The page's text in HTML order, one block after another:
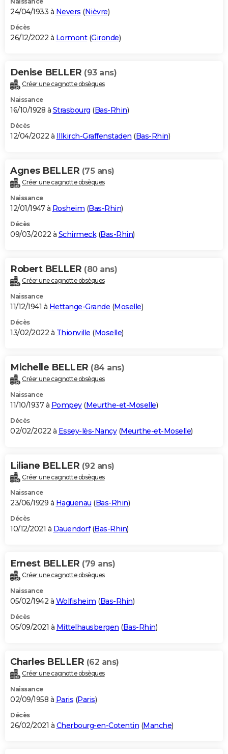
24/04/1933 à Nevers (Nièvre)
Décès
26/12/2022 à Lormont(Gironde)
Denise BELLER (93 ans)
Créer une cagnotte obsèques
Naissance
16/10/1928 à Strasbourg (Bas-Rhin)
Décès
12/04/2022 à Illkirch-Graffenstaden (Bas-Rhin)
Agnes BELLER (75 ans)
Créer une cagnotte obsèques
Naissance
12/01/1947 à Rosheim (Bas-Rhin)
Décès
09/03/2022 à Schirmeck(Bas-Rhin)
Robert BELLER (80 ans)
Créer une cagnotte obsèques
Naissance
11/12/1941 à Hettange-Grande (Moselle)
Décès
13/02/2022 à Thionville (Moselle)
Michelle BELLER (84 ans)
Créer une cagnotte obsèques
Naissance
11/10/1937 à Pompey(Meurthe-et-Moselle)
Décès
02/02/2022 à Essey-lès-Nancy(Meurthe-et-Moselle)
Liliane BELLER (92 ans)
Créer une cagnotte obsèques
Naissance
23/06/1929 à Haguenau (Bas-Rhin)
Décès
10/12/2021 à Dauendorf(Bas-Rhin)
Ernest BELLER (79 ans)
Créer une cagnotte obsèques
Naissance
05/02/1942 à Wolfisheim (Bas-Rhin)
Décès
05/09/2021 à Mittelhausbergen (Bas-Rhin)
Charles BELLER (62 ans)
Créer une cagnotte obsèques
Naissance
02/09/1958 à Paris (Paris)
Décès
26/02/2021 à Cherbourg-en-Cotentin (Manche)